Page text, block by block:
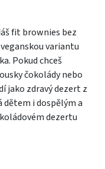
fit brownies bez
variantu
Pokud chceš
čokolády nebo
jako zdravý dezert z
dětem i dospělým a
dezertu